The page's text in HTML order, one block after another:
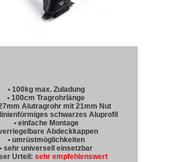
• 100kg max. Zuladung
• 100cm Tragrohrlänge
Alutragrohr mit 21mm Nut
schwarzes Aluprofil
• einfache Montage
Abdeckkappen
• umrüstmöglichkeiten
• sehr universell einsetzbar
Urteil: sehr empfehlenswert